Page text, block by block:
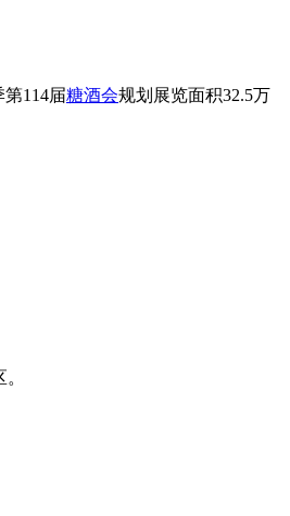
114届糖酒会规划展览面积32.5万